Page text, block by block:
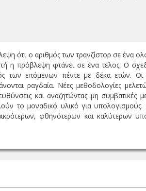
ότι ο αριθμός των τρανζίστορ σε ένα
η πρόβλεψη φτάνει σε ένα τέλος. Ο
των επόμενων πέντε με δέκα ετών. Οι
ραγδαία. Νέες μεθοδολογίες
και αναζητώντας μη συμβατικές
το μοναδικό υλικό για
φθηνότερων και καλύτερων